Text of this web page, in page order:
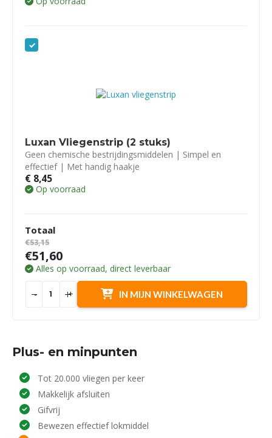
Luxan Vliegenstrip (2 stuks)
Geen chemische bestrijdingsmiddelen | Simpel en
effectief | Met handig haakje
€ 8,45
Op voorraad
Totaal
€53,15
€51,60
Alles op voorraad, direct leverbaar
- + IN MIJN WINKELWAGEN
Plus- en minpunten
Tot 20.000 vliegen per keer
Makkelijk afsluiten
Gifvrij
Bewezen effectief lokmiddel